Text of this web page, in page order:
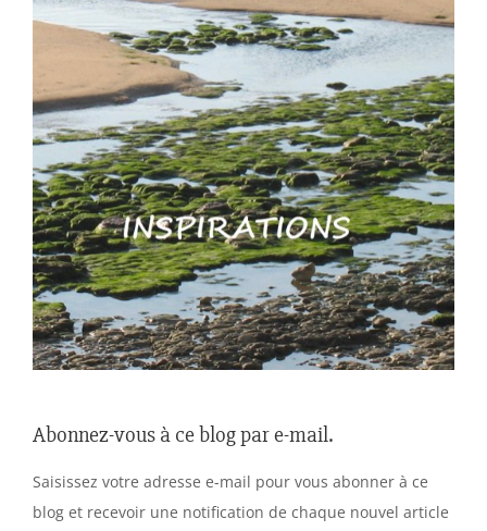
Abonnez-vous à ce blog par e-mail.
Saisissez votre adresse e-mail pour vous abonner à ce
blog et recevoir une notification de chaque nouvel article